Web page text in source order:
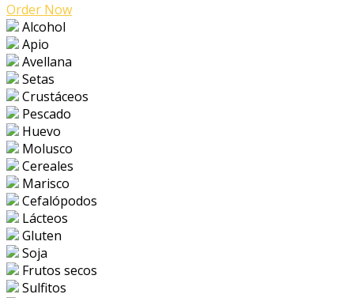
Order Now
Alcohol
Apio
Avellana
Setas
Crustáceos
Pescado
Huevo
Molusco
Cereales
Marisco
Cefalópodos
Lácteos
Gluten
Soja
Frutos secos
Sulfitos